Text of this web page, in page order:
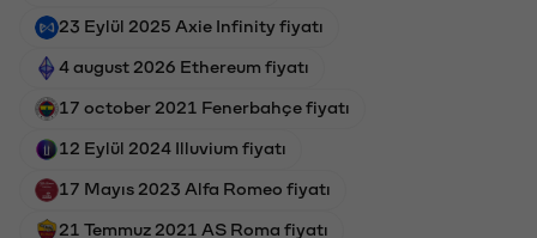
23 Eylül 2025 Axie Infinity fiyatı
4 august 2026 Ethereum fiyatı
17 october 2021 Fenerbahçe fiyatı
12 Eylül 2024 Illuvium fiyatı
17 Mayıs 2023 Alfa Romeo fiyatı
21 Temmuz 2021 AS Roma fiyatı